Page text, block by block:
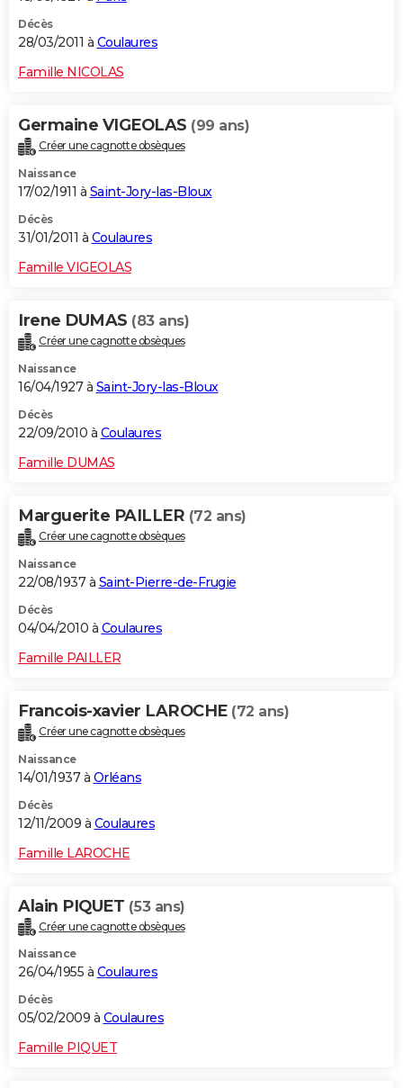
Décès
28/03/2011 à Coulaures
Famille NICOLAS
Germaine VIGEOLAS (99 ans)
Créer une cagnotte obsèques
Naissance
17/02/1911 à Saint-Jory-las-Bloux
Décès
31/01/2011 à Coulaures
Famille VIGEOLAS
Irene DUMAS (83 ans)
Créer une cagnotte obsèques
Naissance
16/04/1927 à Saint-Jory-las-Bloux
Décès
22/09/2010 à Coulaures
Famille DUMAS
Marguerite PAILLER (72 ans)
Créer une cagnotte obsèques
Naissance
22/08/1937 à Saint-Pierre-de-Frugie
Décès
04/04/2010 à Coulaures
Famille PAILLER
Francois-xavier LAROCHE (72 ans)
Créer une cagnotte obsèques
Naissance
14/01/1937 à Orléans
Décès
12/11/2009 à Coulaures
Famille LAROCHE
Alain PIQUET (53 ans)
Créer une cagnotte obsèques
Naissance
26/04/1955 à Coulaures
Décès
05/02/2009 à Coulaures
Famille PIQUET